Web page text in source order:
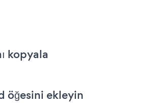
kopyala
öğesini ekleyin